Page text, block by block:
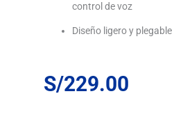
control de voz
Diseño ligero y plegable
S/229.00